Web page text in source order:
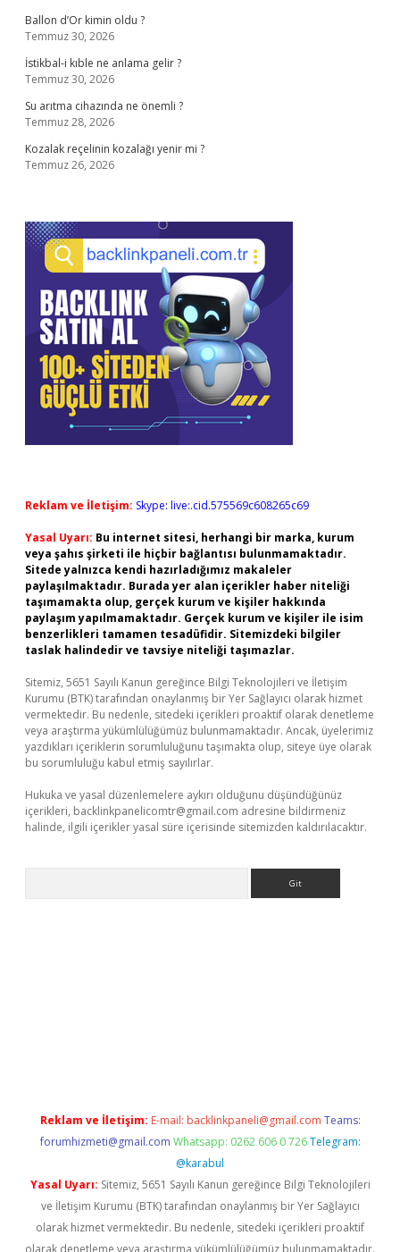
Ballon d’Or kimin oldu ?
Temmuz 30, 2026
İstikbal-i kıble ne anlama gelir ?
Temmuz 30, 2026
Su arıtma cihazında ne önemli ?
Temmuz 28, 2026
Kozalak reçelinin kozalağı yenir mi ?
Temmuz 26, 2026
Reklam ve İletişim: Skype: live:.cid.575569c608265c69
Yasal Uyarı: Bu internet sitesi, herhangi bir marka, kurum
veya şahıs şirketi ile hiçbir bağlantısı bulunmamaktadır.
Sitede yalnızca kendi hazırladığımız makaleler
paylaşılmaktadır. Burada yer alan içerikler haber niteliği
taşımamakta olup, gerçek kurum ve kişiler hakkında
paylaşım yapılmamaktadır. Gerçek kurum ve kişiler ile isim
benzerlikleri tamamen tesadüfidir. Sitemizdeki bilgiler
taslak halindedir ve tavsiye niteliği taşımazlar.
Sitemiz, 5651 Sayılı Kanun gereğince Bilgi Teknolojileri ve İletişim
Kurumu (BTK) tarafından onaylanmış bir Yer Sağlayıcı olarak hizmet
vermektedir. Bu nedenle, sitedeki içerikleri proaktif olarak denetleme
veya araştırma yükümlülüğümüz bulunmamaktadır. Ancak, üyelerimiz
yazdıkları içeriklerin sorumluluğunu taşımakta olup, siteye üye olarak
bu sorumluluğu kabul etmiş sayılırlar.
Hukuka ve yasal düzenlemelere aykırı olduğunu düşündüğünüz
içerikleri, backlinkpanelicomtr@gmail.com adresine bildirmeniz
halinde, ilgili içerikler yasal süre içerisinde sitemizden kaldırılacaktır.
Reklam ve İletişim: E-mail: backlinkpaneli@gmail.com Teams:
forumhizmeti@gmail.com Whatsapp: 0262 606 0 726 Telegram:
@karabul
Yasal Uyarı: Sitemiz, 5651 Sayılı Kanun gereğince Bilgi Teknolojileri
ve İletişim Kurumu (BTK) tarafından onaylanmış bir Yer Sağlayıcı
olarak hizmet vermektedir. Bu nedenle, sitedeki içerikleri proaktif
olarak denetleme veya araştırma yükümlülüğümüz bulunmamaktadır.